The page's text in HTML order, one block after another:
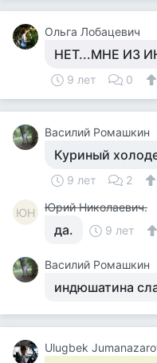
Ольга Лобацевич
НЕТ...МНЕ ИЗ
9 лет 0
Василий Ромашкин
Куриный
9 лет 2
ЮН Юрий Николаевич.
да. 9 лет
Василий Ромашкин
индюшатина
Ulugbek